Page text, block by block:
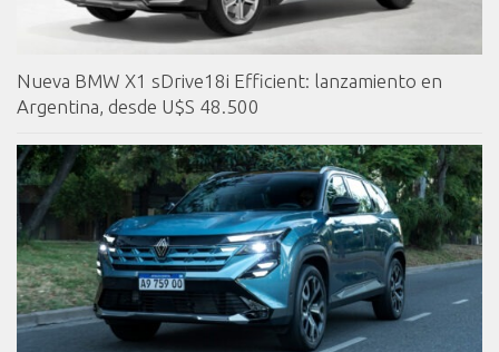
Nueva BMW X1 sDrive18i Efficient: lanzamiento en
Argentina, desde U$S 48.500